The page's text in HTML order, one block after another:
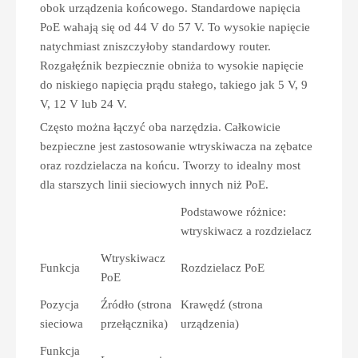
obok urządzenia końcowego. Standardowe napięcia
PoE wahają się od 44 V do 57 V. To wysokie napięcie
natychmiast zniszczyłoby standardowy router.
Rozgałęźnik bezpiecznie obniża to wysokie napięcie
do niskiego napięcia prądu stałego, takiego jak 5 V, 9
V, 12 V lub 24 V.
Często można łączyć oba narzędzia. Całkowicie
bezpieczne jest zastosowanie wtryskiwacza na zębatce
oraz rozdzielacza na końcu. Tworzy to idealny most
dla starszych linii sieciowych innych niż PoE.
Podstawowe różnice:
wtryskiwacz a rozdzielacz
Funkcja
Wtryskiwacz
PoE
Rozdzielacz PoE
Pozycja
sieciowa
Źródło (strona
przełącznika)
Krawędź (strona
urządzenia)
Funkcja